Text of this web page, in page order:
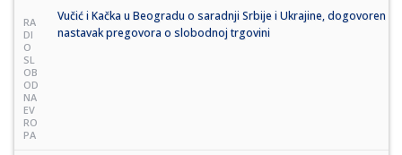
RA
DI
O
SL
OB
OD
NA
EV
RO
PA
Vučić i Kačka u Beogradu o saradnji Srbije i Ukrajine, dogovoren
nastavak pregovora o slobodnoj trgovini